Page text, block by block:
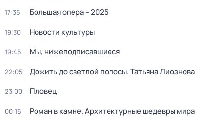
17:35 Большая опера – 2025
19:30 Новости культуры
19:45 Мы, нижеподписавшиеся
22:05 Дожить до светлой полосы. Татьяна Лиознова
23:00 Пловец
00:15 Роман в камне. Архитектурные шедевры мира